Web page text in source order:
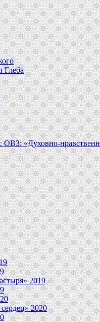
Глеба
«Духовно-
2019
2020